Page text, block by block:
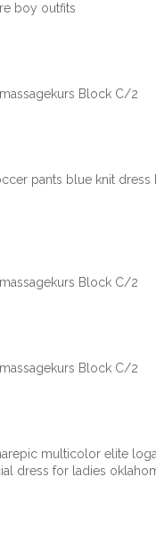
boy outfits
Block C/2
pants blue knit
Block C/2
Block C/2
multicolor elite
dress for ladies